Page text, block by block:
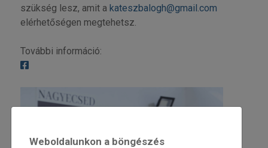
szükség lesz, amit a kateszbalogh@gmail.com
elérhetőségen megtehetsz.
További információ:
Weboldalunkon a böngészés